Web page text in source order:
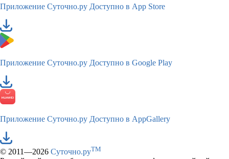
Приложение Суточно.ру Доступно в App Store
Приложение Суточно.ру Доступно в Google Play
Приложение Суточно.ру Доступно в AppGallery
© 2011—2026 Суточно.руTM